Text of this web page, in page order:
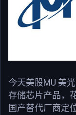
今天美股MU 美
存储芯片产品，
国产替代厂商定